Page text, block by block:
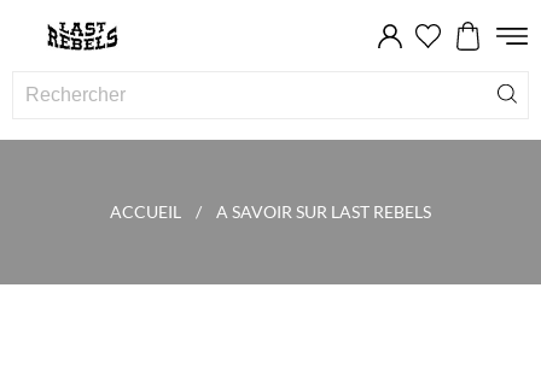
ACCUEIL A SAVOIR SUR LAST REBELS